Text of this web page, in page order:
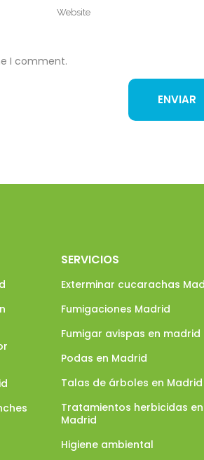
I comment.
SERVICIOS
Exterminar cucarachas
Fumigaciones Madrid
Fumigar avispas en madrid
Podas en Madrid
Talas de árboles en Madrid
Tratamientos herbicidas en
Madrid
Higiene ambiental